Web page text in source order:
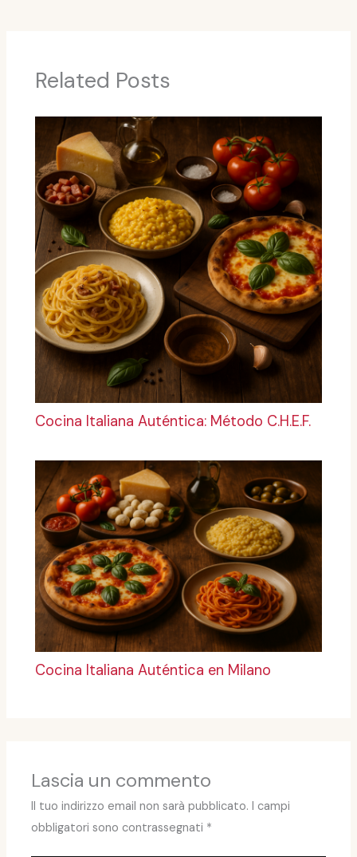
Related Posts
Cocina Italiana Auténtica: Método C.H.E.F.
Cocina Italiana Auténtica en Milano
Lascia un commento
Il tuo indirizzo email non sarà pubblicato. I campi
obbligatori sono contrassegnati *